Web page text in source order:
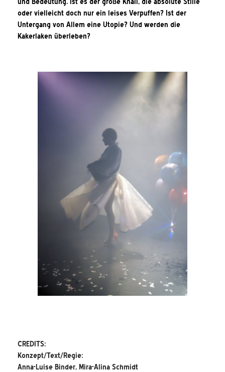
oder vielleicht doch nur ein leises Verpuffen? Ist der
Untergang von Allem eine Utopie? Und werden die
Kakerlaken überleben?
CREDITS:
Konzept/Text/Regie:
Anna-Luise Binder, Mira-Alina Schmidt